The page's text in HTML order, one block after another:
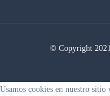
© Copyright
Usamos cookies en nuestro